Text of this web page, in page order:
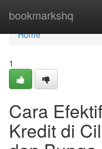
bookmarkshq
Home
Home
1
Cara
Kredit di